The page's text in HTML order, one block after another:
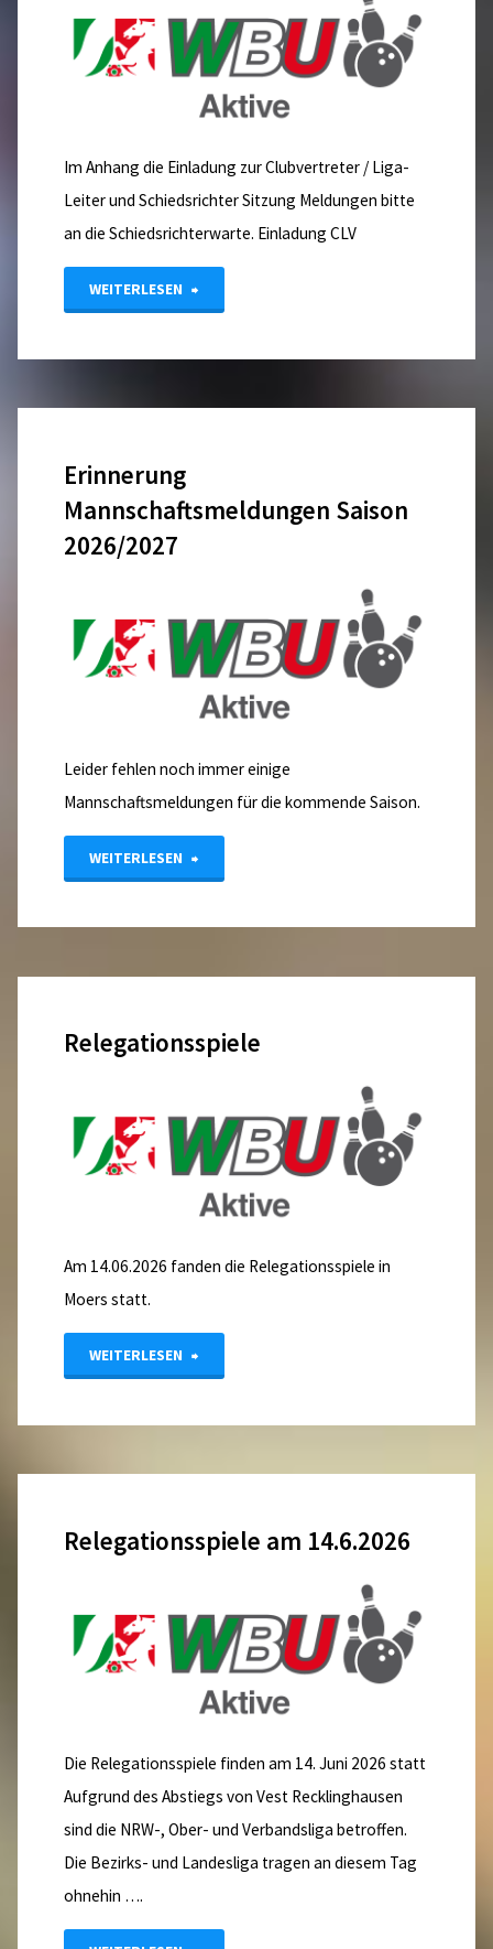
Im Anhang die Einladung zur Clubvertreter / Liga-
Leiter und Schiedsrichter Sitzung Meldungen bitte
an die Schiedsrichterwarte. Einladung CLV
WEITERLESEN "Einladung
Erinnerung
Mannschaftsmeldungen Saison
2026/2027
Leider fehlen noch immer einige
Mannschaftsmeldungen für die kommende Saison.
WEITERLESEN "Erinnerung
Relegationsspiele
Am 14.06.2026 fanden die Relegationsspiele in
Moers statt.
WEITERLESEN "Relegationsspiele"
Relegationsspiele am 14.6.2026
Die Relegationsspiele finden am 14. Juni 2026 statt
Aufgrund des Abstiegs von Vest Recklinghausen
sind die NRW-, Ober- und Verbandsliga betroffen.
Die Bezirks- und Landesliga tragen an diesem Tag
ohnehin ….